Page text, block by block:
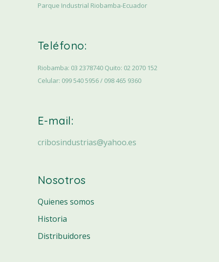
Parque Industrial Riobamba-Ecuador
Teléfono:
Riobamba: 03 2378740 Quito: 02 2070 152
Celular: 099 540 5956 / 098 465 9360
E-mail:
cribosindustrias@yahoo.es
Nosotros
Quienes somos
Historia
Distribuidores